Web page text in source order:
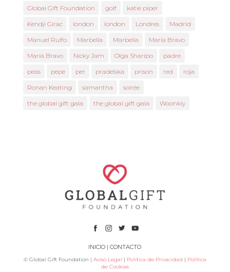
Global Gift Foundation golf katie piper
Kendji Girac london london Londres Madrid
Manuel Rulfo Marbella Marbella María Bravo
María Bravo Nicky Jam Olga Sharipo padre
peas pepe per pradelska prison red roja
Ronan Keating samantha soirée
the global gift gala the global gift gala Woonkly
INICIO |CONTACTO
© Global Gift Foundation | Aviso Legal | Política de Privacidad | Política
de Cookies